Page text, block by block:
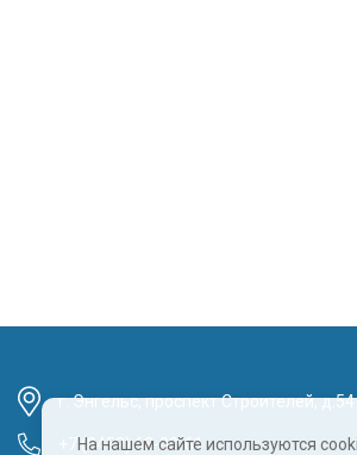
На нашем сайте используются
г. Энгельс, проспект Строителей, д.54
+7 (8452) 68-00-61